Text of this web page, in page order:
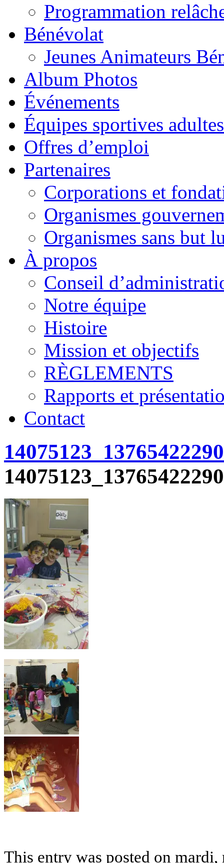
Programmation
Bénévolat
Jeunes Animateurs
Album Photos
Événements
Équipes sportives adultes
Offres d’emploi
Partenaires
Corporations et
Organismes
Organismes sans but
À propos
Conseil
Notre équipe
Histoire
Mission et objectifs
RÈGLEMENTS
Rapports et
Contact
This entry was posted on